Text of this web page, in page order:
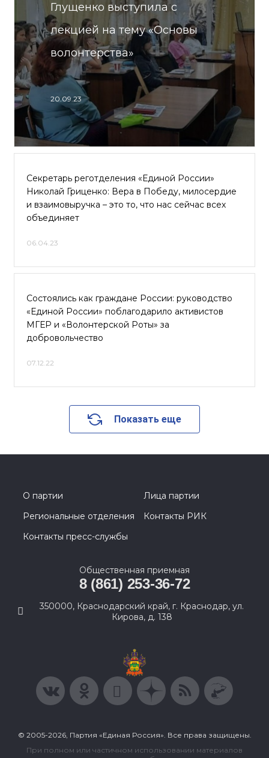
Глущенко выступила с
лекцией на тему «Основы
волонтерства»
20.09.23
Секретарь реготделения «Единой России»
Николай Гриценко: Вера в Победу, милосердие
и взаимовыручка – это то, что нас сейчас всех
объединяет
06.04.23
Состоялись как граждане России: руководство
«Единой России» поблагодарило активистов
МГЕР и «Волонтерской Роты» за
добровольчество
07.12.22
Показать еще
О партии
Лица партии
Региональные отделения
Контакты РИК
Контакты пресс-службы
Общественная приемная
8 (861) 253-36-72
350000, Краснодарский край, г. Краснодар, ул.
Кирова, д. 138
© 2005-2026, Партия «Единая Россия». Все права защищены.
При полном или частичном использовании материалов